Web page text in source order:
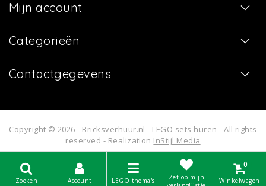
Mijn account
Categorieën
Contactgegevens
Copyright © 2026 - Bricksverhuur.nl - LEGO sets huren - All rights
reserved - Realization InStijl Media
Zoeken Account LEGO thema's
Zet op mijn
0
Winkelwagen